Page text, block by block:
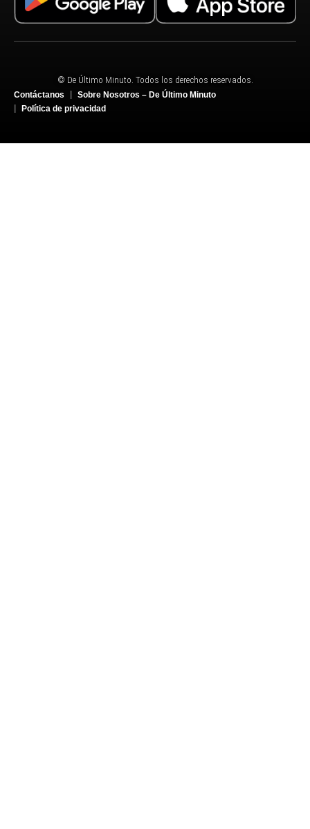
© De Último Minuto. Todos los derechos reservados.
Contáctanos
Sobre Nosotros – De Último Minuto
Política de privacidad